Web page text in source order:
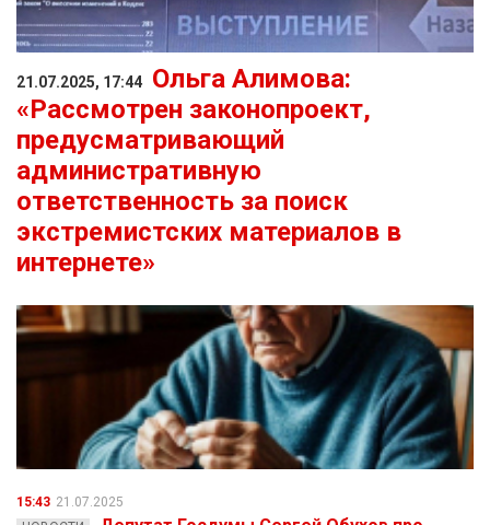
21.07.2025, 17:44
Ольга Алимова:
«Рассмотрен законопроект,
предусматривающий
административную
ответственность за поиск
экстремистских материалов в
интернете»
15:43 21.07.2025